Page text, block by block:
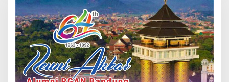
D
A
K
I